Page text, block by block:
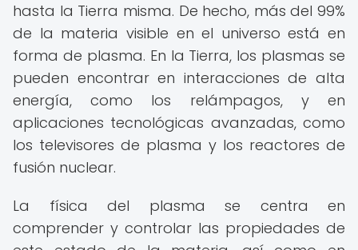
hasta la Tierra misma. De hecho, más del 99%
de la materia visible en el universo está en
forma de plasma. En la Tierra, los plasmas se
pueden encontrar en interacciones de alta
energía, como los relámpagos, y en
aplicaciones tecnológicas avanzadas, como
los televisores de plasma y los reactores de
fusión nuclear.
La física del plasma se centra en
comprender y controlar las propiedades de